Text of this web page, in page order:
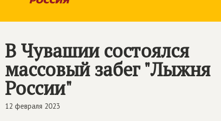
В Чувашии состоялся
массовый забег "Лыжня
России"
12 февраля 2023